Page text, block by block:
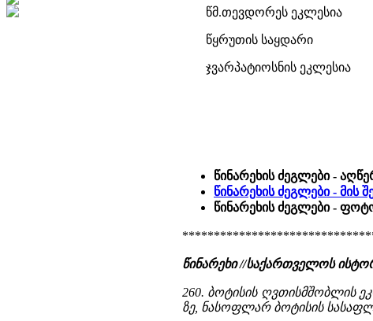
წმ.თევდორეს ეკლესია
წყრუთის საყდარი
ჯვარპატიოსნის ეკლესია
წინარეხის ძეგლები -
წინარეხის ძეგლები - მის
წინარეხის ძეგლები -
წინარეხი //საქართველოს
260. ბოტისის ღვთისმშობლის
ზე, ნასოფლარ ბოტისის